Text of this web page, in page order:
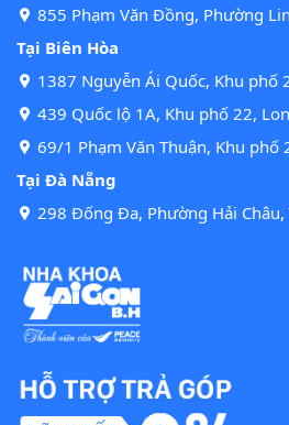
855 Phạm Văn Đồng, Phường
Tại Biên Hòa
1387 Nguyễn Ái Quốc, Khu phố
439 Quốc lộ 1A, Khu phố 22,
69/1 Phạm Văn Thuận, Khu phố
Tại Đà Nẵng
298 Đống Đa, Phường Hải